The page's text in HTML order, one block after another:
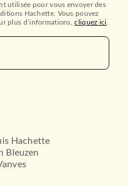
utilisée pour vous envoyer des
Hachette. Vous pouvez
plus d’informations,cliquez ici
Hachette
Bleuzen